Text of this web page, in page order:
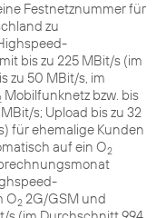
Festnetznummer für
zu
bis zu 225 MBit/s (im
zu 50 MBit/s, im
Mobilfunknetz bzw. bis
s; Upload bis zu 32
für ehemalige Kunden
auf ein O2
O2 2G/GSM und